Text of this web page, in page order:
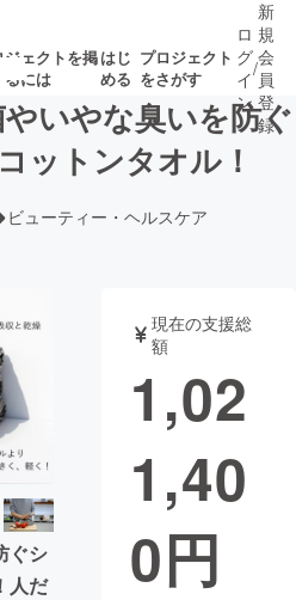
ジェクトを掲
るには
はじ
める
プロジェクト
をさがす
ロジェクト
されます
音楽
ジェット ゲーム・サ
活性化
ロ
グ
イ
ン
/
新
規
会
員
登
録
いやな臭いを防ぐ
ットンタオル！
ビューティー・ヘルスケア
ぐシ
人だ
現在の支援総
額
1,02
1,40
0円